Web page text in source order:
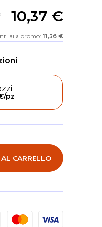
10,37 €
alla promo: 11,36 €
/pz
CARRELLO